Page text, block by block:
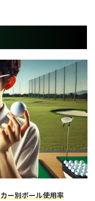
ー別ボール使用率